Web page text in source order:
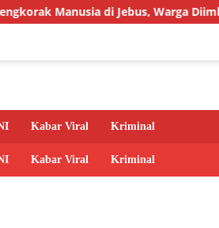
di Jebus, Warga Diimbau Tidak
Kabar Viral Kriminal
Kabar Viral Kriminal